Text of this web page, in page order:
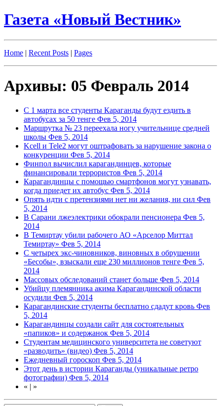
Газета «Новый Вестник»
Home | Recent Posts | Pages
Архивы: 05 Февраль 2014
С 1 марта все студенты Караганды будут ездить в
автобусах за 50 тенге Фев 5, 2014
Маршрутка № 23 переехала ногу учительнице средней
школы Фев 5, 2014
Kcell и Tele2 могут оштрафовать за нарушение закона о
конкуренции Фев 5, 2014
Финпол вычислил карагандинцев, которые
финансировали террористов Фев 5, 2014
Карагандинцы с помощью смартфонов могут узнавать,
когда приедет их автобус Фев 5, 2014
Опять идти с претензиями нет ни желания, ни сил Фев
5, 2014
В Сарани лжеэлектрики обокрали пенсионера Фев 5,
2014
В Темиртау убили рабочего АО «Арселор Миттал
Темиртау» Фев 5, 2014
С четырех экс-чиновников, виновных в обрушении
«Бесобы», взыскали еще 230 миллионов тенге Фев 5,
2014
Массовых обследований станет больше Фев 5, 2014
Убийцу племянника акима Карагандинской области
осудили Фев 5, 2014
Карагандинские студенты бесплатно сдадут кровь Фев
5, 2014
Карагандинцы создали сайт для состоятельных
«папиков» и содержанок Фев 5, 2014
Студентам медицинского университета не советуют
«разводить» (видео) Фев 5, 2014
Ежедневный гороскоп Фев 5, 2014
Этот день в истории Караганды (уникальные ретро
фотографии) Фев 5, 2014
« | »